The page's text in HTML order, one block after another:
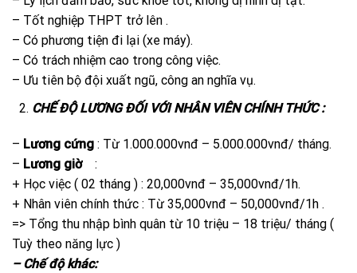
– Tốt nghiệp THPT trở lên .
– Có phương tiện đi lại (xe máy).
– Có trách nhiệm cao trong công việc.
– Ưu tiên bộ đội xuất ngũ, công an nghĩa vụ.
CHẾ ĐỘ LƯƠNG ĐỐI VỚI NHÂN VIÊN CHÍNH THỨC :
– Lương cứng : Từ 1.000.000vnđ – 5.000.000vnđ/ tháng.
– Lương giờ:
+ Học việc ( 02 tháng ) : 20,000vnđ – 35,000vnđ/1h.
+ Nhân viên chính thức : Từ 35,000vnđ – 50,000vnđ/1h .
=> Tổng thu nhập bình quân từ 10 triệu – 18 triệu/ tháng (
Tuỳ theo năng lực )
– Chế độ khác: